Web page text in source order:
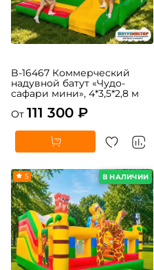
B-16467 Коммерческий
сафари мини», 4*3,5*2,8 м
От 111 300 ₽
В НАЛИЧИИ
5